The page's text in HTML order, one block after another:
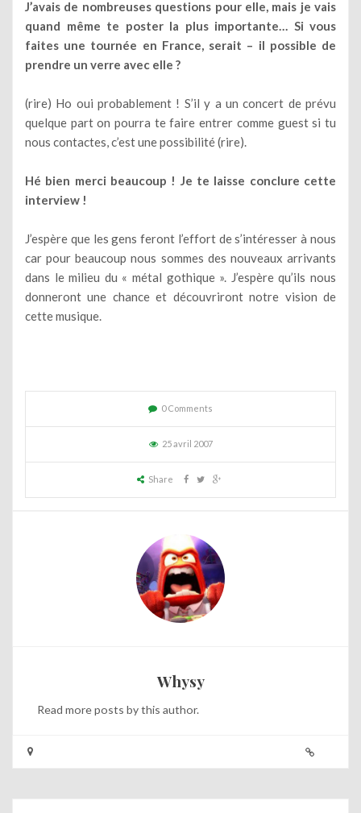
J’avais de nombreuses questions pour elle, mais je vais
quand même te poster la plus importante… Si vous
faites une tournée en France, serait – il possible de
prendre un verre avec elle ?
(rire) Ho oui probablement ! S’il y a un concert de prévu
quelque part on pourra te faire entrer comme guest si tu
nous contactes, c’est une possibilité (rire).
Hé bien merci beaucoup ! Je te laisse conclure cette
interview !
J’espère que les gens feront l’effort de s’intéresser à nous
car pour beaucoup nous sommes des nouveaux arrivants
dans le milieu du « métal gothique ». J’espère qu’ils nous
donneront une chance et découvriront notre vision de
cette musique.
0 Comments
25 avril 2007
Share
Whysy
Read more posts by this author.